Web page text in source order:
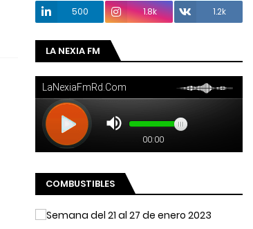
500
1.8k 1.2k
LA NEXIA FM
COMBUSTIBLES